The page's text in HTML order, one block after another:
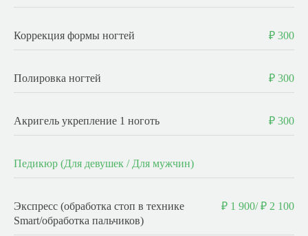
Коррекция формы ногтей ₽ 300
Полировка ногтей ₽ 300
Акригель укрепление 1 ноготь ₽ 300
Педикюр (Для девушек / Для мужчин)
Экспресс (обработка стоп в технике
Smart/обработка пальчиков)
₽ 1 900/ ₽ 2 100